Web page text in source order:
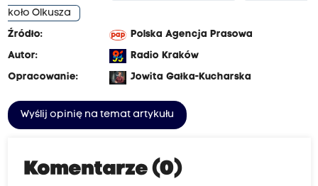
koło Olkusza
Źródło:
Polska Agencja Prasowa
Autor:
Radio Kraków
Opracowanie:
Jowita Gałka-Kucharska
Wyślij opinię na temat artykułu
Komentarze (0)